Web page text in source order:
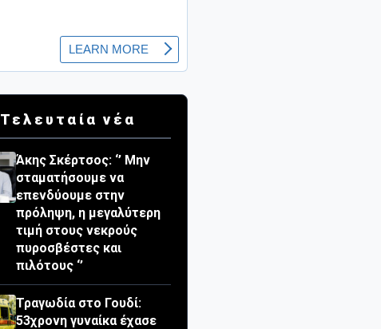
Τελευταία νέα
Άκης Σκέρτσος: ‘’ Μην
σταματήσουμε να
επενδύουμε στην
πρόληψη, η μεγαλύτερη
τιμή στους νεκρούς
πυροσβέστες και
πιλότους ‘’
Τραγωδία στο Γουδί:
53χρονη γυναίκα έχασε